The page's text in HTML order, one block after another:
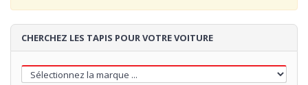
CHERCHEZ LES TAPIS POUR VOTRE VOITURE